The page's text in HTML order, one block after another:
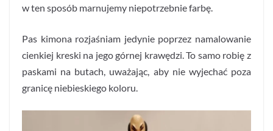
w ten sposób marnujemy niepotrzebnie farbę.
Pas kimona rozjaśniam jedynie poprzez namalowanie
cienkiej kreski na jego górnej krawędzi. To samo robię z
paskami na butach, uważając, aby nie wyjechać poza
granicę niebieskiego koloru.